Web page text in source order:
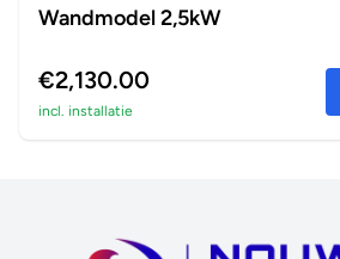
Wandmodel 2,5kW
€2,130.00
incl. installatie